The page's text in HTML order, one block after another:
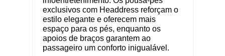
exclusivos com Headdress reforçam o
estilo elegante e oferecem mais
espaço para os pés, enquanto os
apoios de braços garantem ao
passageiro um conforto inigualável.